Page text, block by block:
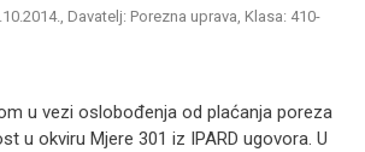
Davatelj: Porezna uprava, Klasa: 410-
u vezi oslobođenja od plaćanja poreza
u okviru Mjere 301 iz IPARD ugovora. U